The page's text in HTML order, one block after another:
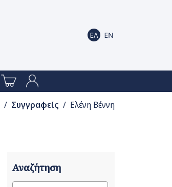
/ Συγγραφείς / Ελένη Βέννη
Αναζήτηση